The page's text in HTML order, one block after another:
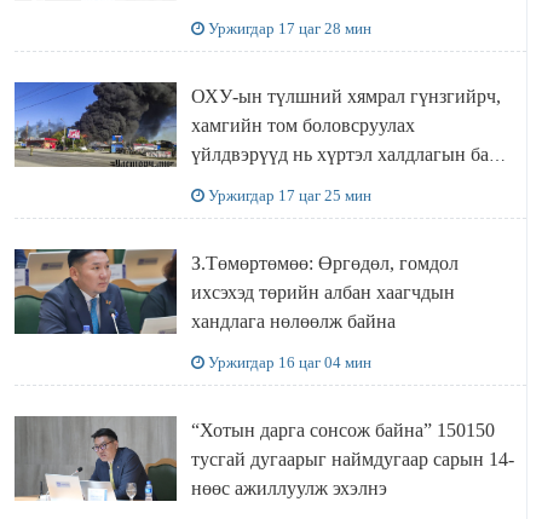
Уржигдар 17 цаг 28 мин
ОХУ-ын түлшний хямрал гүнзгийрч,
хамгийн том боловсруулах
үйлдвэрүүд нь хүртэл халдлагын бай
Уржигдар 17 цаг 25 мин
З.Төмөртөмөө: Өргөдөл, гомдол
ихсэхэд төрийн албан хаагчдын
хандлага нөлөөлж байна
Уржигдар 16 цаг 04 мин
“Хотын дарга сонсож байна” 150150
тусгай дугаарыг наймдугаар сарын 14-
нөөс ажиллуулж эхэлнэ